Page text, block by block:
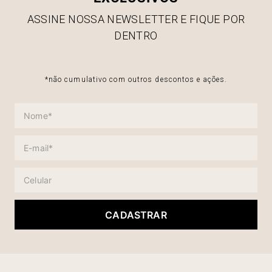
ASSINE NOSSA NEWSLETTER E FIQUE POR
DENTRO
*não cumulativo com outros descontos e ações.
CADASTRAR